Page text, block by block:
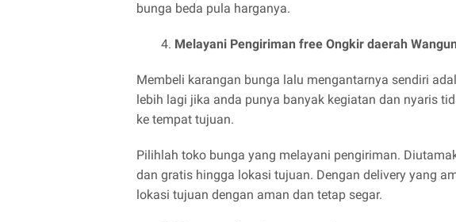
bunga beda pula harganya.
Melayani Pengiriman free Ongkir daerah
Membeli karangan bunga lalu mengantarnya sendiri
lebih lagi jika anda punya banyak kegiatan dan nyaris
ke tempat tujuan.
Pilihlah toko bunga yang melayani pengiriman.
dan gratis hingga lokasi tujuan. Dengan delivery yang
lokasi tujuan dengan aman dan tetap segar.